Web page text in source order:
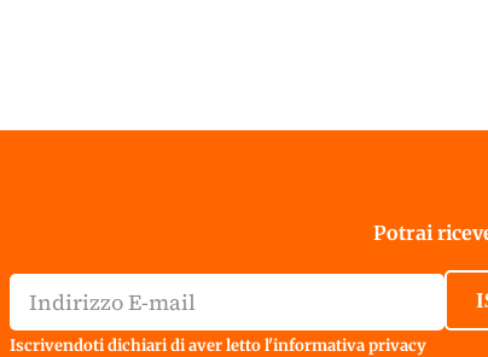
Potrai
Iscrivendoti dichiari di aver letto l'informativa privacy